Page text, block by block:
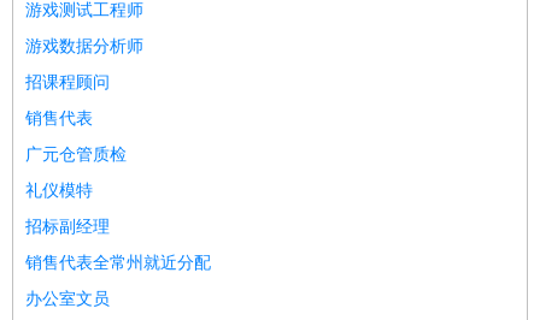
游戏测试工程师
游戏数据分析师
招课程顾问
销售代表
广元仓管质检
礼仪模特
招标副经理
销售代表全常州就近分配
办公室文员